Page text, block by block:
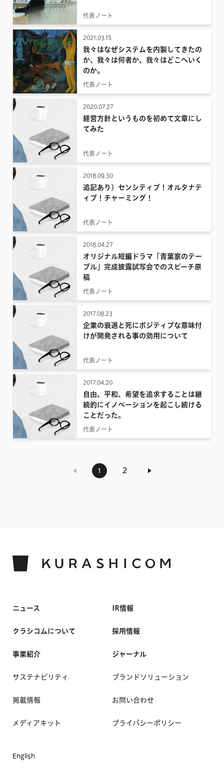
代表ノート
2021.03.15
我々はなぜシステムを内製してきたの
か、我々は何者か、我々はどこへいく
のか。
代表ノート
2020.07.27
経営方針というものを初めて文章にし
てみた
代表ノート
2018.09.30
追記あり）センシティブ！オルタナテ
ィブ！チャーミング！
代表ノート
2018.04.27
オリジナル短編ドラマ「青葉家のテー
ブル」完成披露試写会でのスピーチ原
稿
代表ノート
2017.08.23
企業の衰退と死にポジティブな意味付
けが開発される事の効用について
代表ノート
2017.04.20
自由、平和、希望を追求することは継
続的にイノベーションを起こし続ける
ことだった。
代表ノート
1 2
ニュース
クラシコムについて
事業紹介
IR情報
採用情報
ジャーナル
サステナビリティ
掲載情報
メディアキット
ブランドソリューション
お問い合わせ
プライバシーポリシー
English